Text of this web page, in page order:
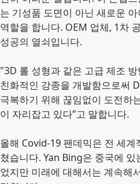
는 기성품 도면이 아닌 새로운
역할을 합니다. OEM 업체, 1차
성공의 열쇠입니다.
"3D 롤 성형과 같은 고급 제조
친화적인 강종을 개발함으로써
극복하기 위해 끊임없이 도전하
이 자리잡고 있다”고 말합니다.
올해 Covid-19 팬데믹은 전 세
쳤습니다. Yan Bing은 중국에 있
었지만 미래에 대해서는 계속해